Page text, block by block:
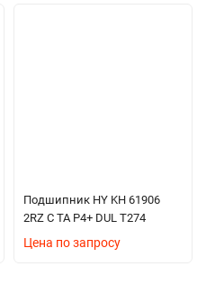
Подшипник HY KH 61906
2RZ C TA P4+ DUL T274
Цена по запросу